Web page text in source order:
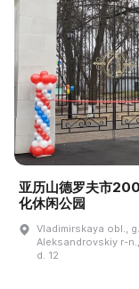
亚历山德罗夫市
化休闲公园
Vladimirskaya obl.,
Aleksandrovskiy r-
d. 12